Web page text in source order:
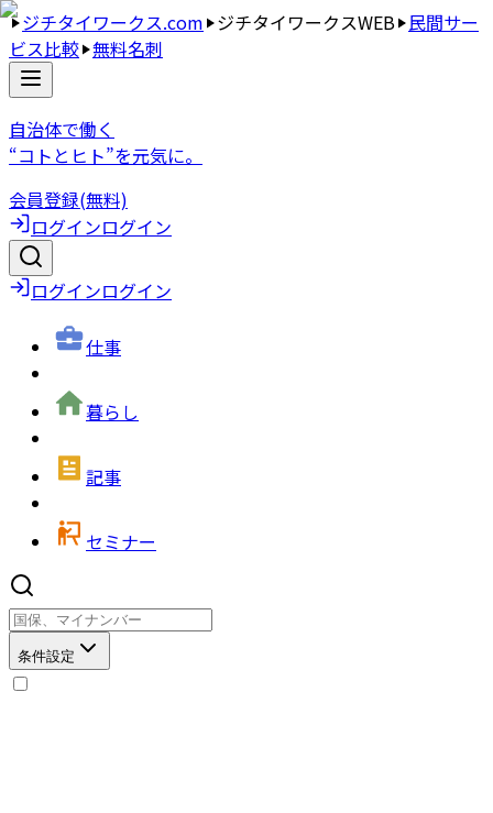
ジチタイワークス.com ジチタイワークスWEB 民間サー
ビス比較 無料名刺
自治体で働く
“コトとヒト”を元気に。
会員登録(無料)
ログインログイン
ログインログイン
仕事
暮らし
記事
セミナー
条件設定